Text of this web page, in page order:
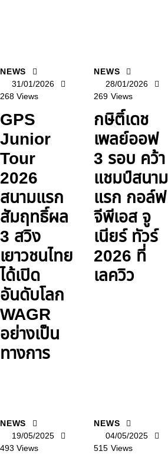
NEWS
31/01/2026
268 Views
GPS
Junior
Tour
2026
สนามแรก
สัมฤทธิ์ผล
3 สวิง
เยาวชนไทย
ได้เปิด
อันดับโลก
WAGR
อย่างเป็น
ทางการ
NEWS
28/01/2026
269 Views
กษิติ์เดช
เพลย์ออฟ
3 รอบ คว้า
แชมป์สนาม
แรก กอล์ฟ
จีพีเอส จู
เนียร์ ทัวร์
2026 ที่
เลควิว
NEWS
19/05/2025
493 Views
NEWS
04/05/2025
515 Views